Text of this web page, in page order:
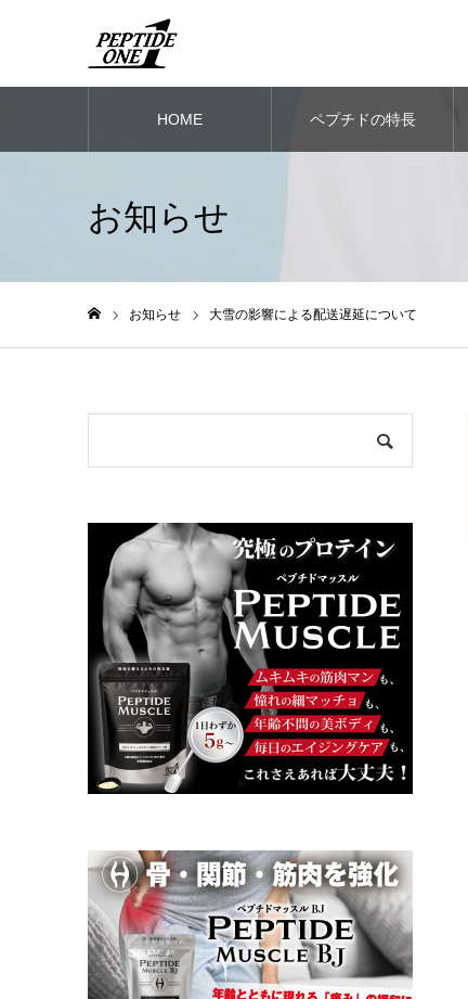
HOME ペプチドの特長
お知らせ
お知らせ 大雪の影響による配送遅延について